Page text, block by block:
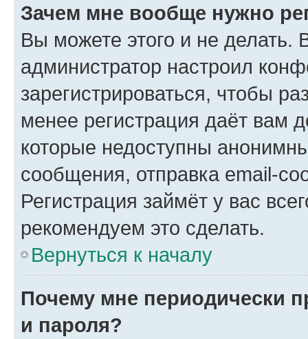
Зачем мне вообще нужно
Вы можете этого и не делать.
администратор настроил
зарегистрироваться, чтобы
менее регистрация даёт вам
которые недоступны
сообщения, отправка email-
Регистрация займёт у вас
рекомендуем это сделать.
Вернуться к началу
Почему мне периодически
и пароля?